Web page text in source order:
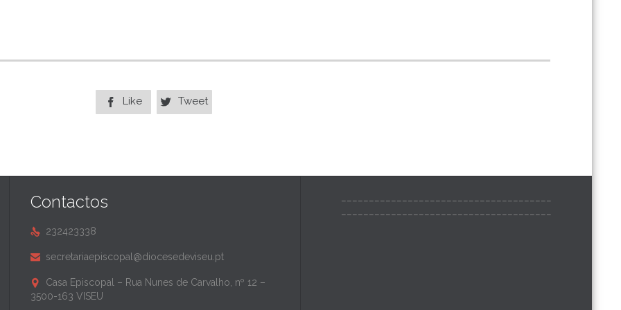
 Like  Tweet
Contactos
 232423338
 secretariaepiscopal@diocesedeviseu.pt

Casa Episcopal – Rua Nunes de Carvalho, nº 12 –
3500-163 VISEU